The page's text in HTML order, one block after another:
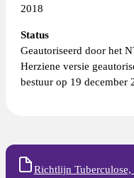
2018
Status
Geautoriseerd door het
Herziene versie
bestuur op 19 december
Richtlijn Tuberculose,